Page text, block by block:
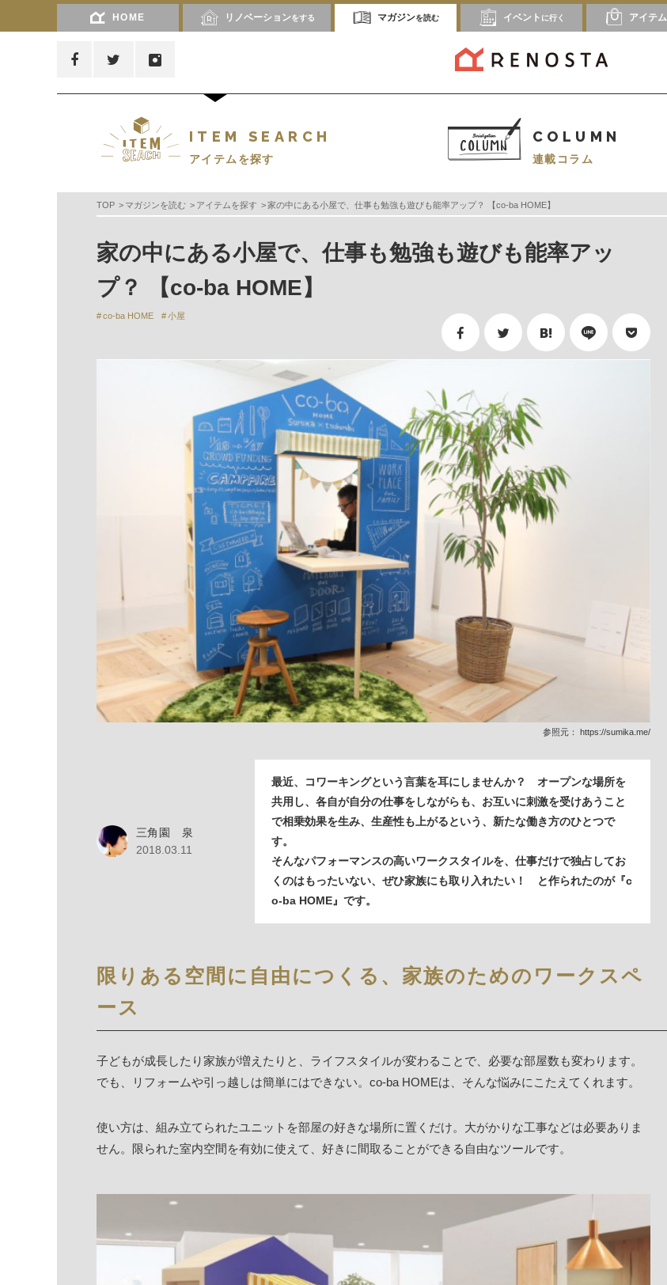
HOME リノベーションをする マガジンを読む イベント に行く アイテム
ITEM SEARCH
アイテムを探す
COLUMN
連載コラム
TOP マガジンを読む アイテムを探す 家の中にある小屋で、仕事も勉強も遊びも能率アップ？ 【co-ba HOME】
家の中にある小屋で、仕事も勉強も遊びも能率アッ
プ？ 【co-ba HOME】
co-ba HOME 小屋
参照元： https://sumika.me/
三角園 泉
2018.03.11
最近、コワーキングという言葉を耳にしませんか？ オープンな場所を
共用し、各自が自分の仕事をしながらも、お互いに刺激を受けあうこと
で相乗効果を生み、生産性も上がるという、新たな働き方のひとつで
す。
そんなパフォーマンスの高いワークスタイルを、仕事だけで独占してお
くのはもったいない、ぜひ家族にも取り入れたい！ と作られたのが『c
o-ba HOME』です。
限りある空間に自由につくる、家族のためのワークスペ
ース
子どもが成長したり家族が増えたりと、ライフスタイルが変わることで、必要な部屋数も変わります。
でも、リフォームや引っ越しは簡単にはできない。co-ba HOMEは、そんな悩みにこたえてくれます。
使い方は、組み立てられたユニットを部屋の好きな場所に置くだけ。大がかりな工事などは必要ありま
せん。限られた室内空間を有効に使えて、好きに間取ることができる自由なツールです。